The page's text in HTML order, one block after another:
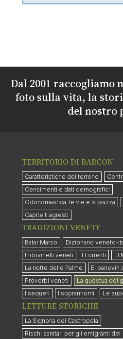
Dal 2001 raccogliamo
foto sulla vita, la
del nostro
TERRITORIO DI BARCON
Caratteristiche del terreno
Censimenti e dati demografici
Odonomastica, le vie e la piazza
Capitelli agresti
TRADIZIONI VENETE
Batar Marso Dizionario veneto-
Indovinelli veneti
I Lorienti El
La notte delle Palme
El panevìn
Proverbi veneti
La questua del
I sequeri
I soprannomi Le
LETTURE STORICHE
La Signoria dei Castropola
Rischi sanitari per gli emigranti del